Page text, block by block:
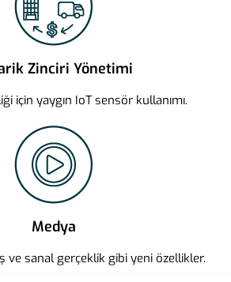
Zinciri Yönetimi
için yaygın IoT sensör kullanımı.
Medya
ve sanal gerçeklik gibi yeni özellikler.